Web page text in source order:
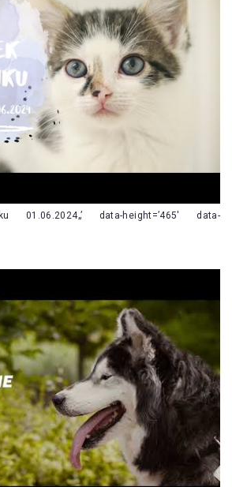
01.06.2024„’ data-height=’465′ data-